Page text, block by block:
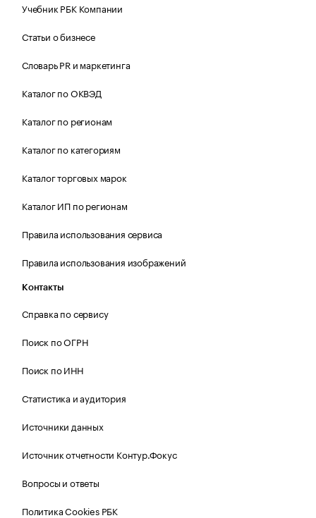
Учебник РБК Компании
Статьи о бизнесе
Словарь PR и маркетинга
Каталог по ОКВЭД
Каталог по регионам
Каталог по категориям
Каталог торговых марок
Каталог ИП по регионам
Правила использования сервиса
Правила использования изображений
Контакты
Справка по сервису
Поиск по ОГРН
Поиск по ИНН
Статистика и аудитория
Источники данных
Источник отчетности Контур.Фокус
Вопросы и ответы
Политика Cookies РБК